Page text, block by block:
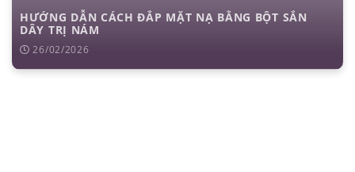
HƯỚNG DẪN CÁCH ĐẮP MẶT NẠ BẰNG BỘT SẮN
DÂY TRỊ NÁM
26/02/2026